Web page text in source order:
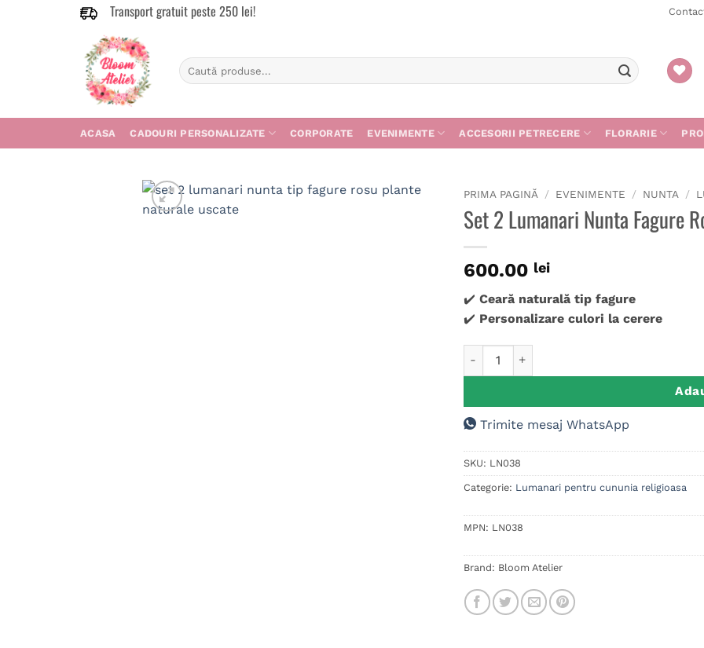
Transport gratuit peste 250 lei!
Caută
după:
ACASA CADOURI PERSONALIZATE CORPORATE EVENIMENTE ACCESORII PETRECERE FLORARIE
PRIMA PAGINĂ / EVENIMENTE / NUNTA /
Set 2 Lumanari Nunta Fagure
600.00 lei
✔️ Ceară naturală tip fagure
✔️ Personalizare culori la cerere
Trimite mesaj WhatsApp
SKU: LN038
Categorie: Lumanari pentru cununia religioasa
MPN: LN038
Brand: Bloom Atelier